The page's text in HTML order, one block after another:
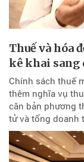
Thuế và hóa
kê khai sang
Chính sách thuế
thêm nghĩa vụ
căn bản phương
tử và tổng doanh